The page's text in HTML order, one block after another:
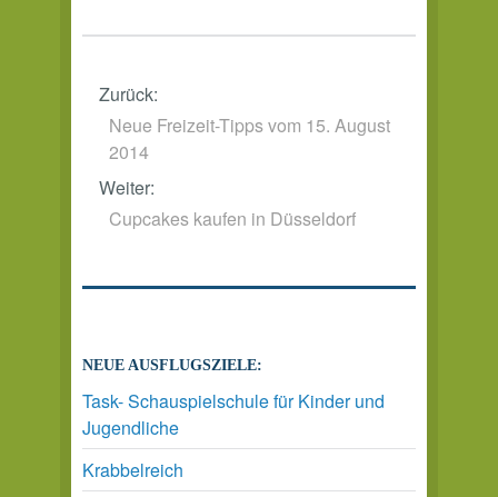
Zurück:
Neue Freizeit-Tipps vom 15. August
2014
Weiter:
Cupcakes kaufen in Düsseldorf
NEUE AUSFLUGSZIELE:
Task- Schauspielschule für Kinder und
Jugendliche
Krabbelreich